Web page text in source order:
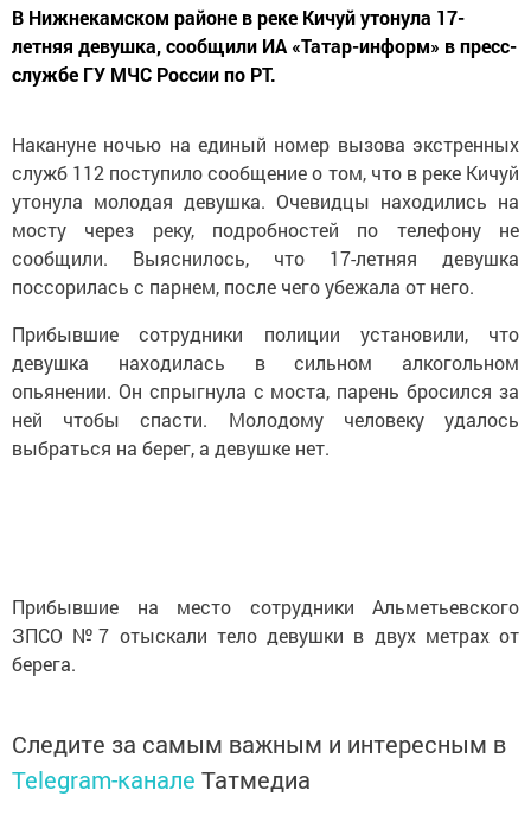
В Нижнекамском районе в реке Кичуй утонула 17-
летняя девушка, сообщили ИА «Татар-информ» в пресс-
службе ГУ МЧС России по РТ.
Накануне ночью на единый номер вызова экстренных
служб 112 поступило сообщение о том, что в реке Кичуй
утонула молодая девушка. Очевидцы находились на
мосту через реку, подробностей по телефону не
сообщили. Выяснилось, что 17-летняя девушка
поссорилась с парнем, после чего убежала от него.
Прибывшие сотрудники полиции установили, что
девушка находилась в сильном алкогольном
опьянении. Он спрыгнула с моста, парень бросился за
ней чтобы спасти. Молодому человеку удалось
выбраться на берег, а девушке нет.
Прибывшие на место сотрудники Альметьевского
ЗПСО №7 отыскали тело девушки в двух метрах от
берега.
Следите за самым важным и интересным в
Telegram-канале Татмедиа